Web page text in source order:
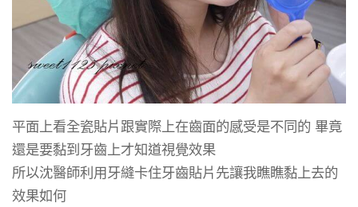
平面上看全瓷貼片跟實際上在齒面的感受是不同的 畢竟
還是要黏到牙齒上才知道視覺效果
所以沈醫師利用牙縫卡住牙齒貼片先讓我瞧瞧黏上去的
效果如何